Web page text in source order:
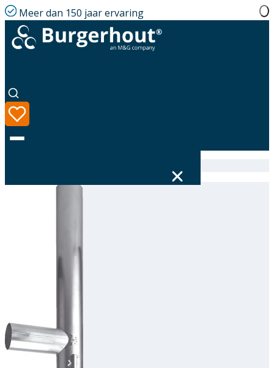
Meer dan 150 jaar ervaring
Academy
Over ons